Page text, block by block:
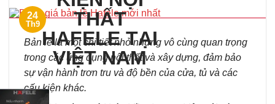
24
Th9
Bản lề là một chi tiết nhỏ nhưng vô cùng quan trọng
trong các ứng dụng nội thất và xây dựng, đảm bảo
sự vận hành trơn tru và độ bền của cửa, tủ và các
cấu kiện khác.